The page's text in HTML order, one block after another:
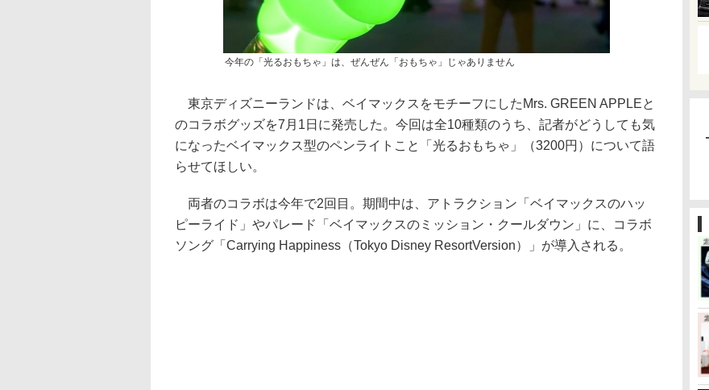
今年の「光るおもちゃ」は、ぜんぜん「おもちゃ」じゃありません
東京ディズニーランドは、ベイマックスをモチーフにしたMrs. GREEN APPLEと
のコラボグッズを7月1日に発売した。今回は全10種類のうち、記者がどうしても気
になったベイマックス型のペンライトこと「光るおもちゃ」（3200円）について語
らせてほしい。
両者のコラボは今年で2回目。期間中は、アトラクション「ベイマックスのハッ
ピーライド」やパレード「ベイマックスのミッション・クールダウン」に、コラボ
ソング「Carrying Happiness（Tokyo Disney ResortVersion）」が導入される。